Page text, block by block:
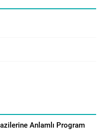
Anlamlı Program